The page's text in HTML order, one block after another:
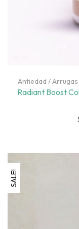
Antiedad /Arrugas
Deshidratada /Piel
SALE!